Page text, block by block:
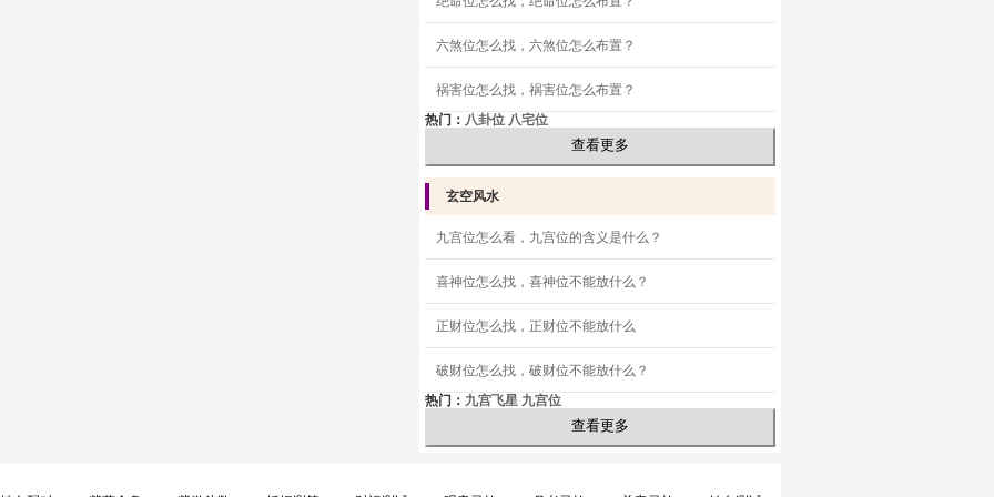
六煞位怎么找，六煞位怎么布置？
祸害位怎么找，祸害位怎么布置？
热门： 八卦位 八宅位
查看更多
玄空风水
九宫位怎么看，九宫位的含义是什么？
喜神位怎么找，喜神位不能放什么？
正财位怎么找，正财位不能放什么
破财位怎么找，破财位不能放什么？
热门： 九宫飞星 九宫位
查看更多